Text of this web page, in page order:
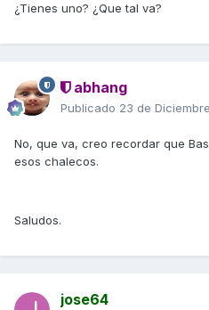
¿Tienes uno? ¿Que tal va?
abhang
Publicado 23 de
No, que va, creo recordar que
esos chalecos.
Saludos.
jose64